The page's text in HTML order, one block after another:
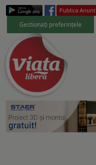
Publica Anunt
Gestionați preferințele